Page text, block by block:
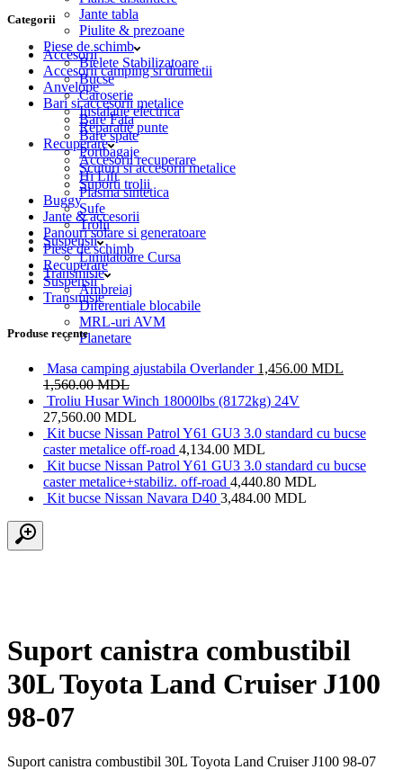
Jante tabla
Piulite & prezoane
Piese de schimb
Bielete Stabilizatoare
Bucse
Caroserie
Instalatie electrica
Reparatie punte
Recuperare
Accesorii recuperare
Hi Lift
Plasma sintetica
Sufe
Trolii
Suspensii
Limitatoare Cursa
Transmisie
Ambreiaj
Diferentiale blocabile
MRL-uri AVM
Planetare
Categorii
Accesorii
Accesorii camping si drumetii
Anvelope
Bari si accesorii metalice
Bare Fata
Bare spate
Portbagaje
Scuturi si accesorii metalice
Suporti trolii
Buggy
Jante & accesorii
Panouri solare si generatoare
Piese de schimb
Recuperare
Suspensii
Transmisie
Produse recente
Masa camping ajustabila Overlander 1,456.00 MDL
1,560.00MDL
Troliu Husar Winch 18000lbs (8172kg) 24V
27,560.00 MDL
Kit bucse Nissan Patrol Y61 GU3 3.0 standard cu bucse
caster metalice off-road 4,134.00 MDL
Kit bucse Nissan Patrol Y61 GU3 3.0 standard cu bucse
caster metalice+stabiliz. off-road 4,440.80 MDL
Kit bucse Nissan Navara D40 3,484.00 MDL
Suport canistra combustibil
30L Toyota Land Cruiser J100
98-07
Suport canistra combustibil 30L Toyota Land Cruiser J100 98-07